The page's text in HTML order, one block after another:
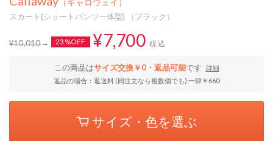
スカート(ショートパンツ一体型) （ブラック）
¥10,010 23%OFF ¥7,700 税込
この商品はサイズ交換￥0・返品可能です
詳細
返品の場合：返送料 (同注文なら複数個でも) 一律￥660
サイズ・色を選ぶ